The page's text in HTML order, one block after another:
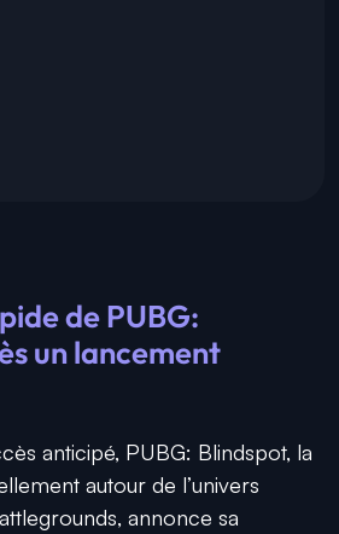
de PUBG:
un lancement
anticipé, PUBG: Blindspot, la
autour de l’univers
annonce sa